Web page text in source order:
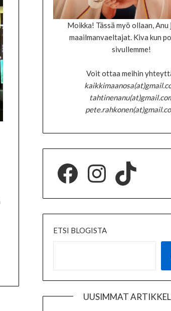
Moikka! Tässä myö ollaan, Anu
maailmanvaeltajat. Kiva kun
sivullemme!
Voit ottaa meihin
ETSI BLOGISTA
UUSIMMAT